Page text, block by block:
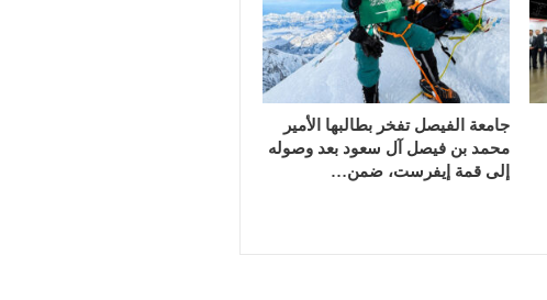
جامعة الفيصل تفخر بطالبها الأمير
محمد بن فيصل آل سعود بعد وصوله
إلى قمة إيفرست، ضمن…